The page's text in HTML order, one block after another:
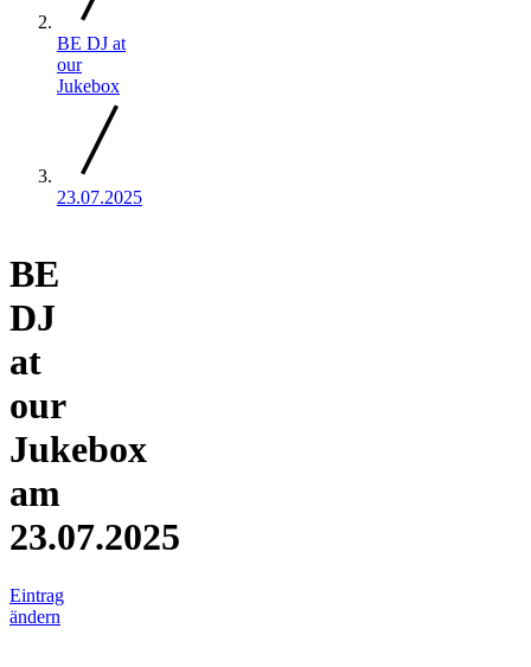
BE DJ at
our
Jukebox
23.07.2025
BE
DJ
at
our
Jukebox
am
23.07.2025
Eintrag
ändern